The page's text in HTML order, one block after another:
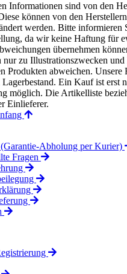
Informationen sind von den
können von den
werden. Bitte informieren
da wir keine Haftung für
übernehmen
zu Illustrationszwecken und
Produkten abweichen. Unsere
Ein Kauf ist erst
möglich. Die Artikelliste
Einlieferer.
Abholung per Kurier)
Fragen